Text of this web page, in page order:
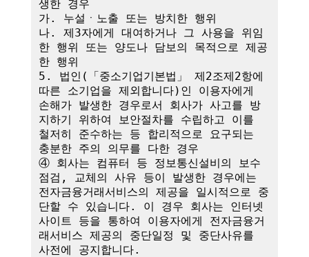
생한 경우
가. 누설ㆍ노출 또는 방치한 행위
나. 제3자에게 대여하거나 그 사용을 위임
한 행위 또는 양도나 담보의 목적으로 제공
한 행위
5. 법인(「중소기업기본법」 제2조제2항에
따른 소기업을 제외합니다)인 이용자에게
손해가 발생한 경우로서 회사가 사고를 방
지하기 위하여 보안절차를 수립하고 이를
철저히 준수하는 등 합리적으로 요구되는
충분한 주의 의무를 다한 경우
④ 회사는 컴퓨터 등 정보통신설비의 보수
점검, 교체의 사유 등이 발생한 경우에는
전자금융거래서비스의 제공을 일시적으로 중
단할 수 있습니다. 이 경우 회사는 인터넷
사이트 등을 통하여 이용자에게 전자금융거
래서비스 제공의 중단일정 및 중단사유를
사전에 공지합니다.